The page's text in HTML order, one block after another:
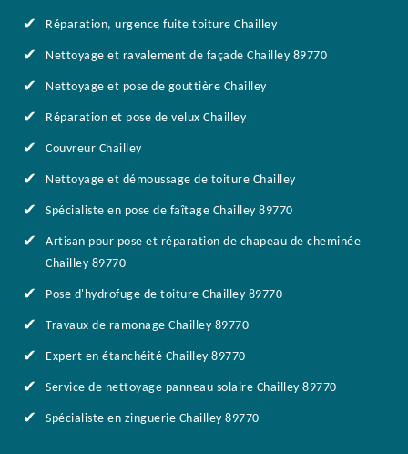
Réparation, urgence fuite toiture Chailley
Nettoyage et ravalement de façade Chailley 89770
Nettoyage et pose de gouttière Chailley
Réparation et pose de velux Chailley
Couvreur Chailley
Nettoyage et démoussage de toiture Chailley
Spécialiste en pose de faîtage Chailley 89770
Artisan pour pose et réparation de chapeau de cheminée
Chailley 89770
Pose d'hydrofuge de toiture Chailley 89770
Travaux de ramonage Chailley 89770
Expert en étanchéité Chailley 89770
Service de nettoyage panneau solaire Chailley 89770
Spécialiste en zinguerie Chailley 89770